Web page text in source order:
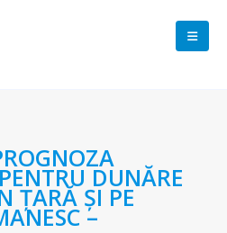
DUNĂRE
ŢARĂ ŞI PE
–